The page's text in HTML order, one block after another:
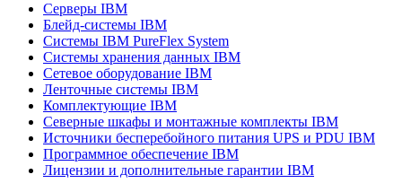
Серверы IBM
Блейд-системы IBM
Системы IBM PureFlex System
Системы хранения данных IBM
Сетевое оборудование IBM
Ленточные системы IBM
Комплектующие IBM
Северные шкафы и монтажные комплекты IBM
Источники бесперебойного питания UPS и PDU IBM
Программное обеспечение IBM
Лицензии и дополнительные гарантии IBM